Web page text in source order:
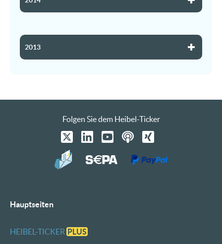
2013
Folgen Sie dem Heibel-Ticker
Hauptseiten
HEIBEL-TICKER PLUS